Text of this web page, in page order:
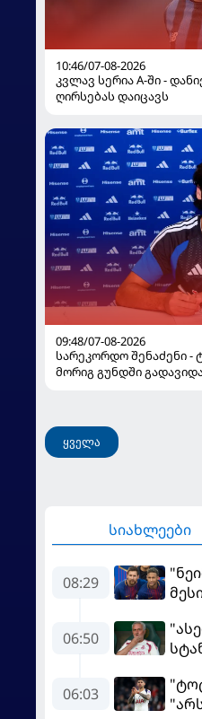
10:46/07-08-2026
კვლავ სერია A-ში -
ღირსებას დაიცავს
09:48/07-08-2026
სარეკორდო შენაძენი
მორიგ გუნდში
ყველა
სიახლეები
08:29
06:50
06:03